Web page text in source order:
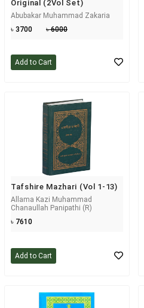
Original (2Vol Set)
Abubakar Muhammad Zakaria
৳ 3700
৳ 6000
Add to Cart
Tafshire Mazhari (Vol 1-13)
Allama Kazi Muhammad
Chanaullah Panipathi (R)
৳ 7610
Add to Cart